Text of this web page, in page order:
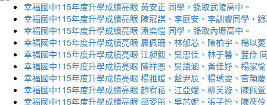
幸福國中115年度升學成績亮眼 黃安正 同學，錄取武陵高中。
幸福國中115年度升學成績亮眼 陳冠謀、李庭安、李訓睿同學，
幸福國中115年度升學成績亮眼 潘奕愷 同學，錄取內壢高中。
幸福國中115年度升學成績亮眼 農佩珊、林郁芯、陳柏宇、楊以
幸福國中115年度升學成績亮眼 江昶毅、吳思佳、林于馨、豐伶
幸福國中115年度升學成績亮眼 陳祥恩、吳語涵、黃佳妤、楊家
幸福國中115年度升學成績亮眼 楊雅媛、藍尹辰、楊琇雯、官頡
幸福國中115年度升學成績亮眼 趙宥菘、江亞嬡、柳芙漩、陳佩
幸福國中115年度升學成績亮眼 邱姿彤、吳芯妮、張子怡、陳彥